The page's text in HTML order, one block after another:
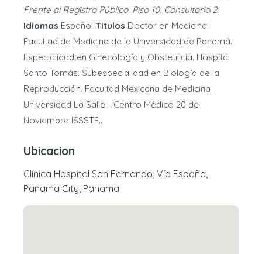
Frente al Registro Público. Piso 10. Consultorio 2.
Idiomas Español Titulos Doctor en Medicina.
Facultad de Medicina de la Universidad de Panamá.
Especialidad en Ginecología y Obstetricia. Hospital
Santo Tomás. Subespecialidad en Biología de la
Reproducción. Facultad Mexicana de Medicina
Universidad La Salle - Centro Médico 20 de
Noviembre ISSSTE..
Ubicacion
Clínica Hospital San Fernando, Vía España,
Panama City, Panama